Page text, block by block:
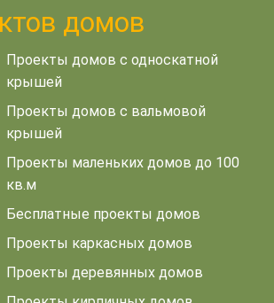
домов
Проекты домов с односкатной
крышей
Проекты домов с вальмовой
крышей
Проекты маленьких домов до 100
кв.м
Бесплатные проекты домов
Проекты каркасных домов
Проекты деревянных домов